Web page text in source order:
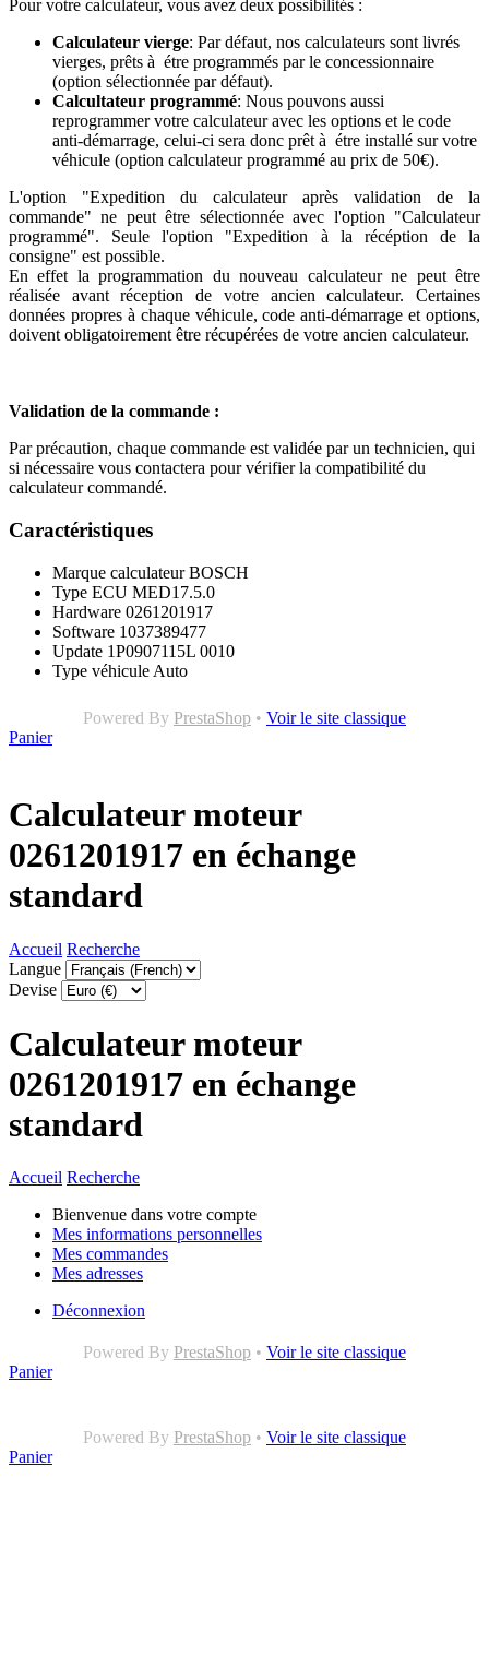
Pour votre calculateur, vous avez deux possibilités :
Calculateur vierge: Par défaut, nos calculateurs sont livrés
vierges, prêts à étre programmés par le concessionnaire
(option sélectionnée par défaut).
Calcultateur programmé: Nous pouvons aussi
reprogrammer votre calculateur avec les options et le code
anti-démarrage, celui-ci sera donc prêt à étre installé sur votre
véhicule (option calculateur programmé au prix de 50€).
L'option "Expedition du calculateur après validation de la
commande" ne peut être sélectionnée avec l'option "Calculateur
programmé". Seule l'option "Expedition à la récéption de la
consigne" est possible.
En effet la programmation du nouveau calculateur ne peut être
réalisée avant réception de votre ancien calculateur. Certaines
données propres à chaque véhicule, code anti-démarrage et options,
doivent obligatoirement être récupérées de votre ancien calculateur.
Validation de la commande :
Par précaution, chaque commande est validée par un technicien, qui
si nécessaire vous contactera pour vérifier la compatibilité du
calculateur commandé.
Caractéristiques
Marque calculateur BOSCH
Type ECU MED17.5.0
Hardware 0261201917
Software 1037389477
Update 1P0907115L 0010
Type véhicule Auto
Powered By PrestaShop • Voir le site classique
Panier
Calculateur moteur
0261201917 en échange
standard
Accueil Recherche
Langue
Devise
Calculateur moteur
0261201917 en échange
standard
Accueil Recherche
Bienvenue dans votre compte
Mes informations personnelles
Mes commandes
Mes adresses
Déconnexion
Powered By PrestaShop • Voir le site classique
Panier
Powered By PrestaShop • Voir le site classique
Panier